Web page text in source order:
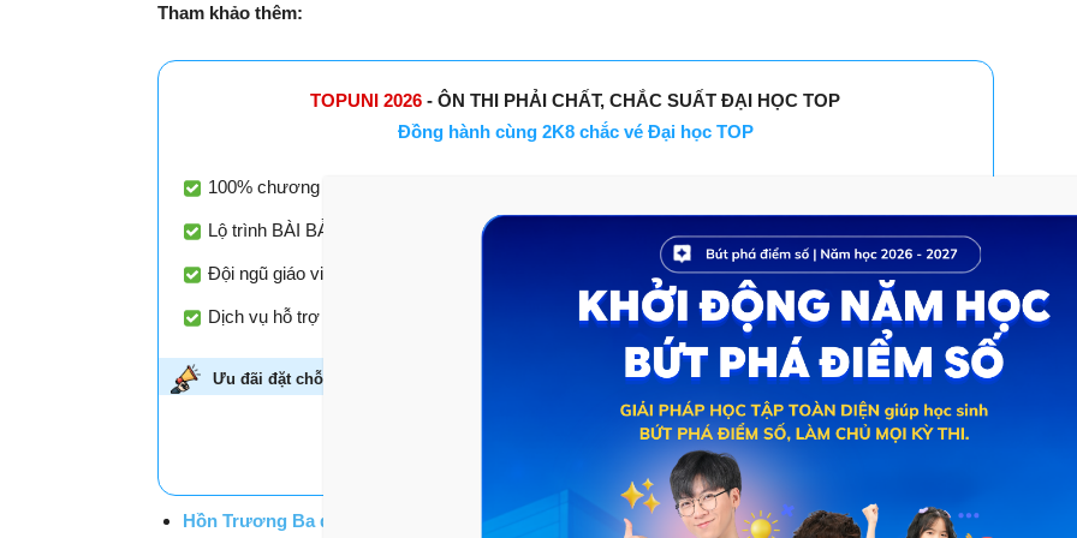
Tham khảo thêm:
TOPUNI 2026 - ÔN THI PHẢI CHẤT, CHẮC SUẤT ĐẠI HỌC TOP
Đồng hành cùng 2K8 chắc vé Đại học TOP
100% chương trình học - ôn - luyện BÁM SÁT theo xu hướng thi mới nhất
Lộ trình BÀI BẢN - TỐI ƯU - CHUYÊN BIỆT cho 4 kỳ thi lớn hiện nay
Đội ngũ giáo viên luyện thi nổi tiếng với 18+ năm kinh nghiệm
Dịch vụ hỗ trợ học tập đồng hành xuyên suốt quá trình ôn luyện
Ưu đãi đặt chỗ sớm - Áp dụng cho PHHS đăng ký trong tháng này!
ĐĂNG KÝ NGAY
Hồn Trương Ba da hàng thịt Lưu Quang Vũ